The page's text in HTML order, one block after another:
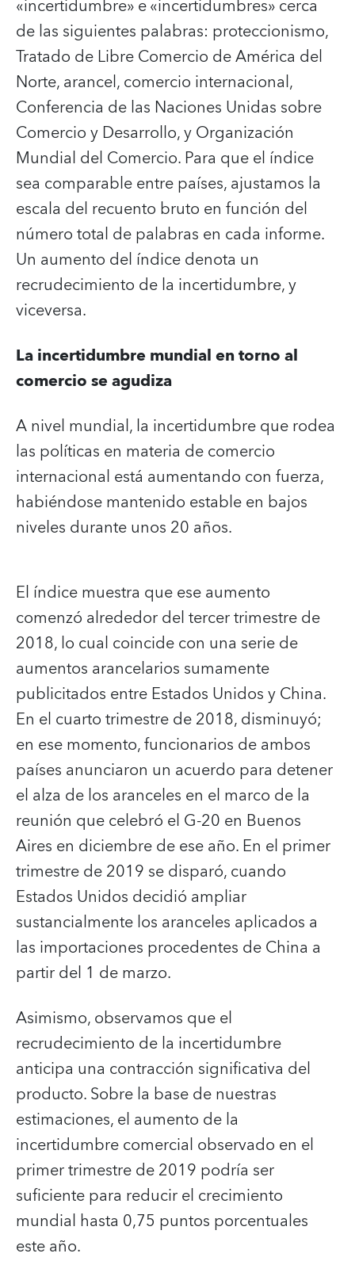
«incertidumbre» e «incertidumbres» cerca
de las siguientes palabras: proteccionismo,
Tratado de Libre Comercio de América del
Norte, arancel, comercio internacional,
Conferencia de las Naciones Unidas sobre
Comercio y Desarrollo, y Organización
Mundial del Comercio. Para que el índice
sea comparable entre países, ajustamos la
escala del recuento bruto en función del
número total de palabras en cada informe.
Un aumento del índice denota un
recrudecimiento de la incertidumbre, y
viceversa.
La incertidumbre mundial en torno al
comercio se agudiza
A nivel mundial, la incertidumbre que rodea
las políticas en materia de comercio
internacional está aumentando con fuerza,
habiéndose mantenido estable en bajos
niveles durante unos 20 años.
El índice muestra que ese aumento
comenzó alrededor del tercer trimestre de
2018, lo cual coincide con una serie de
aumentos arancelarios sumamente
publicitados entre Estados Unidos y China.
En el cuarto trimestre de 2018, disminuyó;
en ese momento, funcionarios de ambos
países anunciaron un acuerdo para detener
el alza de los aranceles en el marco de la
reunión que celebró el G-20 en Buenos
Aires en diciembre de ese año. En el primer
trimestre de 2019 se disparó, cuando
Estados Unidos decidió ampliar
sustancialmente los aranceles aplicados a
las importaciones procedentes de China a
partir del 1 de marzo.
Asimismo, observamos que el
recrudecimiento de la incertidumbre
anticipa una contracción significativa del
producto. Sobre la base de nuestras
estimaciones, el aumento de la
incertidumbre comercial observado en el
primer trimestre de 2019 podría ser
suficiente para reducir el crecimiento
mundial hasta 0,75 puntos porcentuales
este año.